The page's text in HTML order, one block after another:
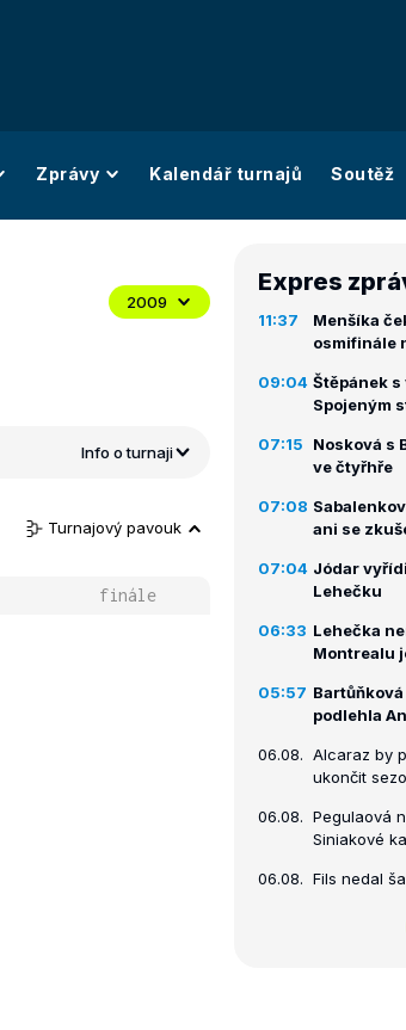
Zprávy Kalendář turnajů Soutěž
2009
Info o turnaji
Turnajový pavouk
finále
Expres
11:37
Menšíka
osmifinále
09:04 Štěpánek
Spojeným
07:15
Nosková s
ve čtyřhře
07:08
ani se
07:04 Jódar
Lehečku
06:33 Lehečka
Montrealu
05:57
podlehla
06.08. Alcaraz by
ukončit
06.08. Pegulaová
Siniakové
06.08. Fils nedal